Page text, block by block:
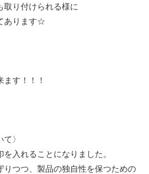
取り付けられる様に
あります☆
す！！！
〉
入れることになりました。
りつつ、製品の独自性を保つための